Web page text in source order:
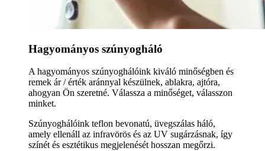
Hagyományos szúnyogháló
A hagyományos szúnyoghálóink kiváló minőségben és
remek ár / érték aránnyal készülnek, ablakra, ajtóra,
ahogyan Ön szeretné. Válassza a minőséget, válasszon
minket.
Szúnyoghálóink teflon bevonatú, üvegszálas háló,
amely ellenáll az infravörös és az UV sugárzásnak, így
színét és esztétikus megjelenését hosszan megőrzi.